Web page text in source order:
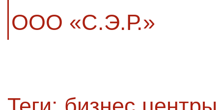
ООО «С.Э.Р.»